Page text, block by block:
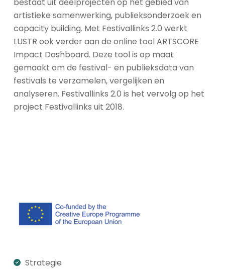
artistieke samenwerking, publieksonderzoek en
capacity building. Met Festivallinks 2.0 werkt
LUSTR ook verder aan de online tool ARTSCORE
Impact Dashboard. Deze tool is op maat
gemaakt om de festival- en publieksdata van
festivals te verzamelen, vergelijken en
analyseren. Festivallinks 2.0 is het vervolg op het
project Festivallinks uit 2018.
Strategie